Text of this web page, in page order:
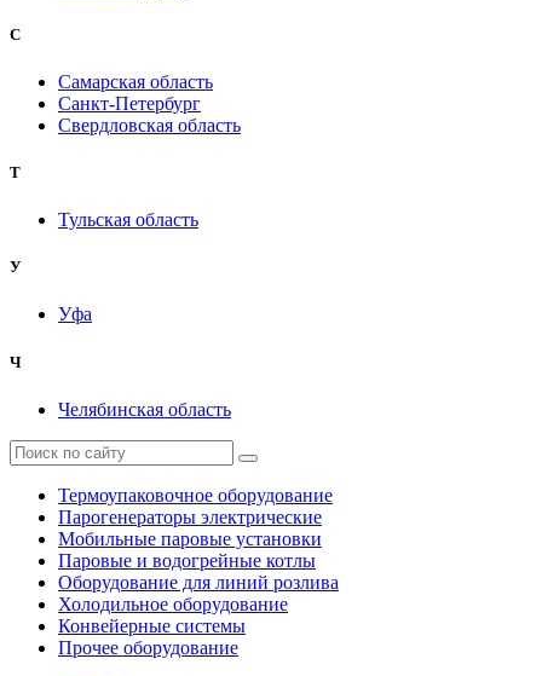
С
Самарская область
Санкт-Петербург
Свердловская область
Т
Тульская область
У
Уфа
Ч
Челябинская область
Термоупаковочное оборудование
Парогенераторы электрические
Мобильные паровые установки
Паровые и водогрейные котлы
Оборудование для линий розлива
Холодильное оборудование
Конвейерные системы
Прочее оборудование